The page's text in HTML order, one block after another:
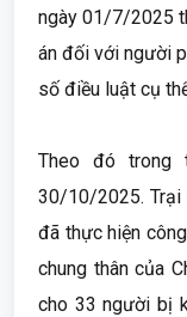
ngày 01/7/2025
án đối với người
số điều luật cụ
Theo đó trong
30/10/2025. Trại
đã thực hiện
chung thân của
cho 33 người bị